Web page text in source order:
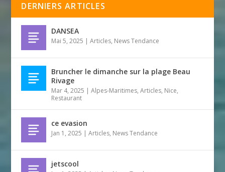
DERNIERS ARTICLES
DANSEA
Mai 5, 2025 |Articles, News Tendance
Bruncher le dimanche sur la plage Beau
Rivage
Mar 4, 2025 |Alpes-Maritimes,Articles, Nice,
Restaurant
ce evasion
Jan 1, 2025 |Articles, News Tendance
jetscool